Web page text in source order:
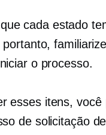
cada estado
portanto,
o processo.
esses itens, você
de solicitação